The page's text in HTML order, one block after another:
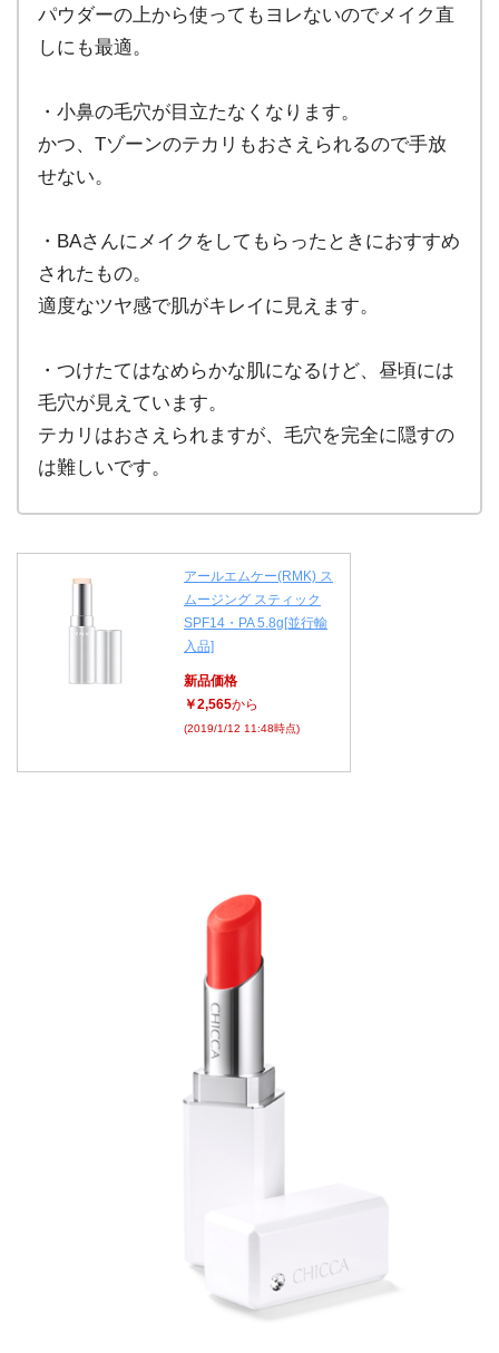
パウダーの上から使ってもヨレないのでメイク直
しにも最適。
・小鼻の毛穴が目立たなくなります。
かつ、Tゾーンのテカリもおさえられるので手放
せない。
・BAさんにメイクをしてもらったときにおすすめ
されたもの。
適度なツヤ感で肌がキレイに見えます。
・つけたてはなめらかな肌になるけど、昼頃には
毛穴が見えています。
テカリはおさえられますが、毛穴を完全に隠すの
は難しいです。
アールエムケー(RMK) ス
ムージング スティック
SPF14・PA 5.8g[並行輸
入品]
新品価格
￥2,565から
(2019/1/12 11:48時点)